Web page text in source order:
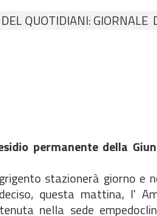
QUOTIDIANI: GIORNALE
permanente della
stazionerà giorno e
questa mattina, l'
nella sede